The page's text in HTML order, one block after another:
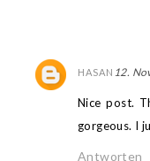
HASAN 12.
Nice post.
gorgeous. I
Antworten